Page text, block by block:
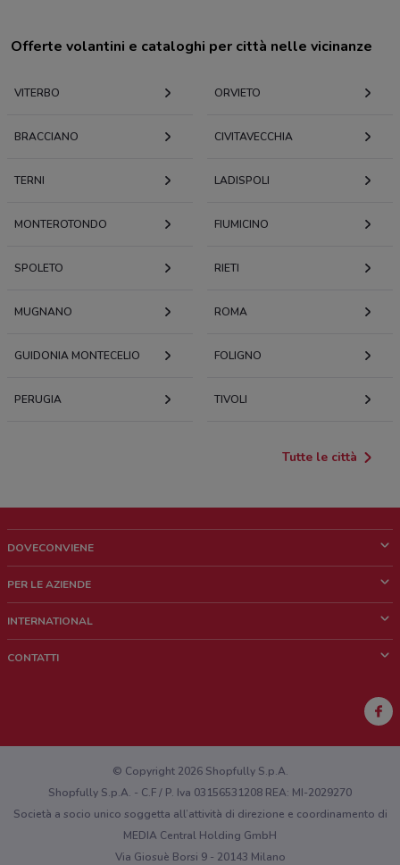
Offerte volantini e cataloghi per città nelle vicinanze
VITERBO ORVIETO
BRACCIANO CIVITAVECCHIA
TERNI LADISPOLI
MONTEROTONDO FIUMICINO
SPOLETO RIETI
MUGNANO ROMA
GUIDONIA MONTECELIO FOLIGNO
PERUGIA TIVOLI
Tutte le città
DOVECONVIENE
Chi siamo
Lavora con noi
PER LE AZIENDE
Richieste commerciali e marketing
INTERNATIONAL
CONTATTI
Hai un malfunzionamento sul web o sull'app?
© Copyright 2026 Shopfully S.p.A.
Shopfully S.p.A. - C.F / P. Iva 03156531208 REA: MI-2029270
Società a socio unico soggetta all’attività di direzione e coordinamento di
MEDIA Central Holding GmbH
Via Giosuè Borsi 9 - 20143 Milano